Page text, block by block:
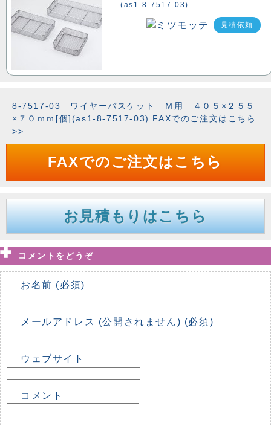
(as1-8-7517-03)
見積依頼
8-7517-03 ワイヤーバスケット Ｍ用 ４０５×２５５
×７０ｍｍ[個](as1-8-7517-03) FAXでのご注文はこちら
>>
FAXでのご注文はこちら
お見積もりはこちら
コメントをどうぞ
お名前 (必須)
メールアドレス (公開されません) (必須)
ウェブサイト
コメント